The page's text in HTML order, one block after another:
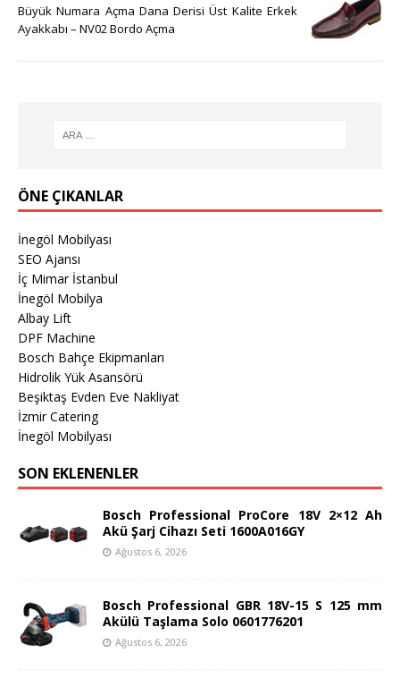
Büyük Numara Açma Dana Derisi Üst Kalite Erkek
Ayakkabı – NV02 Bordo Açma
ÖNE ÇIKANLAR
İnegöl Mobilyası
SEO Ajansı
İç Mimar İstanbul
İnegöl Mobilya
Albay Lift
DPF Machine
Bosch Bahçe Ekipmanları
Hidrolik Yük Asansörü
Beşiktaş Evden Eve Nakliyat
İzmir Catering
İnegöl Mobilyası
SON EKLENENLER
Bosch Professional ProCore 18V 2×12 Ah
Akü Şarj Cihazı Seti 1600A016GY
Ağustos 6, 2026
Bosch Professional GBR 18V-15 S 125 mm
Akülü Taşlama Solo 0601776201
Ağustos 6, 2026